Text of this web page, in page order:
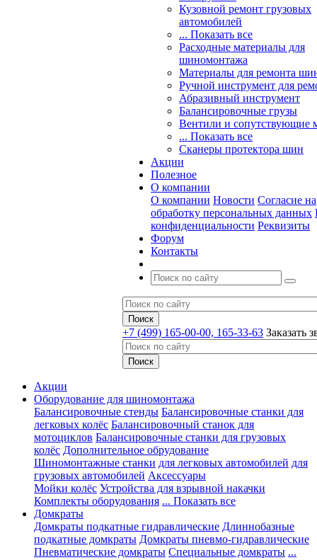
Кузовной ремонт грузовых
автомобилей
... Показать все
Расходные материалы для
шиномонтажа
Материалы для ремонта
Ручной инструмент для
Абразивный инструмент
Балансировочные грузы
Вентили и сопутствующие
... Показать все
Сканеры протектора шин
Акции
Полезное
О компании
О компании Новости Согласие на
обработку персональных данных
конфиденциальности Реквизиты
Форум
Контакты
+7 (499) 165-00-00, 165-33-63 Заказать
Акции
Оборудование для шиномонтажа
Балансировочные стенды Балансировочные станки для
легковых колёс Балансировочный станок для
мотоциклов Балансировочные станки для грузовых
колёс Дополнительное обрудование
Шиномонтажные станки для легковых автомобилей для
грузовых автомобилей Аксессуары
Мойки колёс Устройства для взрывной накачки
Комплекты оборудования ... Показать все
Домкраты
Домкраты подкатные гидравлические Длиннобазные
подкатные домкраты Домкраты пневмо-гидравлические
Пневматические домкраты Специальные домкраты ...